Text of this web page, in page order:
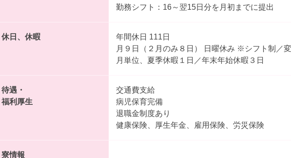
勤務シフト：16～翌15日分を月初までに提出
休日、休暇
年間休日 111日
月９日（２月のみ８日） 日曜休み ※シフト制／
月単位、夏季休暇１日／年末年始休暇３日
待遇・
福利厚生
交通費支給
病児保育完備
退職金制度あり
健康保険、厚生年金、雇用保険、労災保険
寮情報